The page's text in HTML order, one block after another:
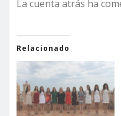
La cuenta atrás ha
Relacionado